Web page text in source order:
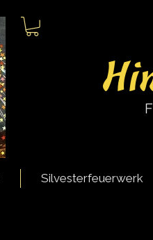
Silvesterfeuerwerk